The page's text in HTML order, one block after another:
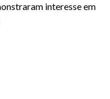
interesse em